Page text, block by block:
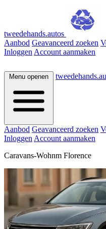
tweedehands.autos
Aanbod Geavanceerd zoeken
Inloggen Account aanmaken
Menu openen
Aanbod Geavanceerd zoeken
Inloggen Account aanmaken
Caravans-Wohnm Florence